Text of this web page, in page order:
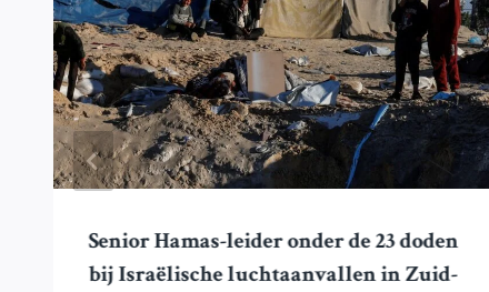
Senior Hamas-leider onder de 23 doden
bij Israëlische luchtaanvallen in Zuid-